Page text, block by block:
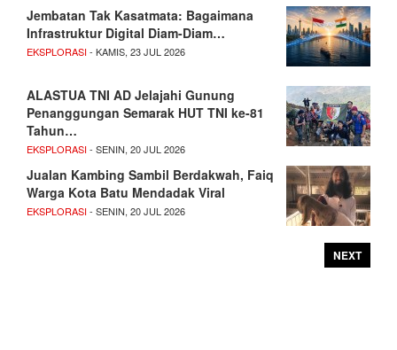
Jembatan Tak Kasatmata: Bagaimana
Infrastruktur Digital Diam-Diam…
EKSPLORASI- KAMIS, 23 JUL 2026
ALASTUA TNI AD Jelajahi Gunung
Penanggungan Semarak HUT TNI ke-81
Tahun…
EKSPLORASI- SENIN, 20 JUL 2026
Jualan Kambing Sambil Berdakwah, Faiq
Warga Kota Batu Mendadak Viral
EKSPLORASI- SENIN, 20 JUL 2026
NEXT